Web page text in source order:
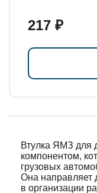
217 ₽
Втулка ЯМЗ для
компонентом,
грузовых
Она направляет
в организации